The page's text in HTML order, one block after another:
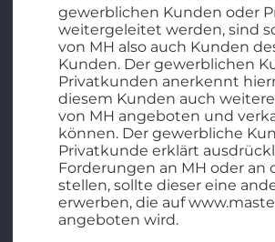
gewerblichen Kunden oder
weitergeleitet werden, sind
von MH also auch Kunden
Kunden. Der gewerblichen
Privatkunden anerkennt
diesem Kunden auch
von MH angeboten und
können. Der gewerbliche
Privatkunde erklärt
Forderungen an MH oder an
stellen, sollte dieser eine
erwerben, die auf
angeboten wird.